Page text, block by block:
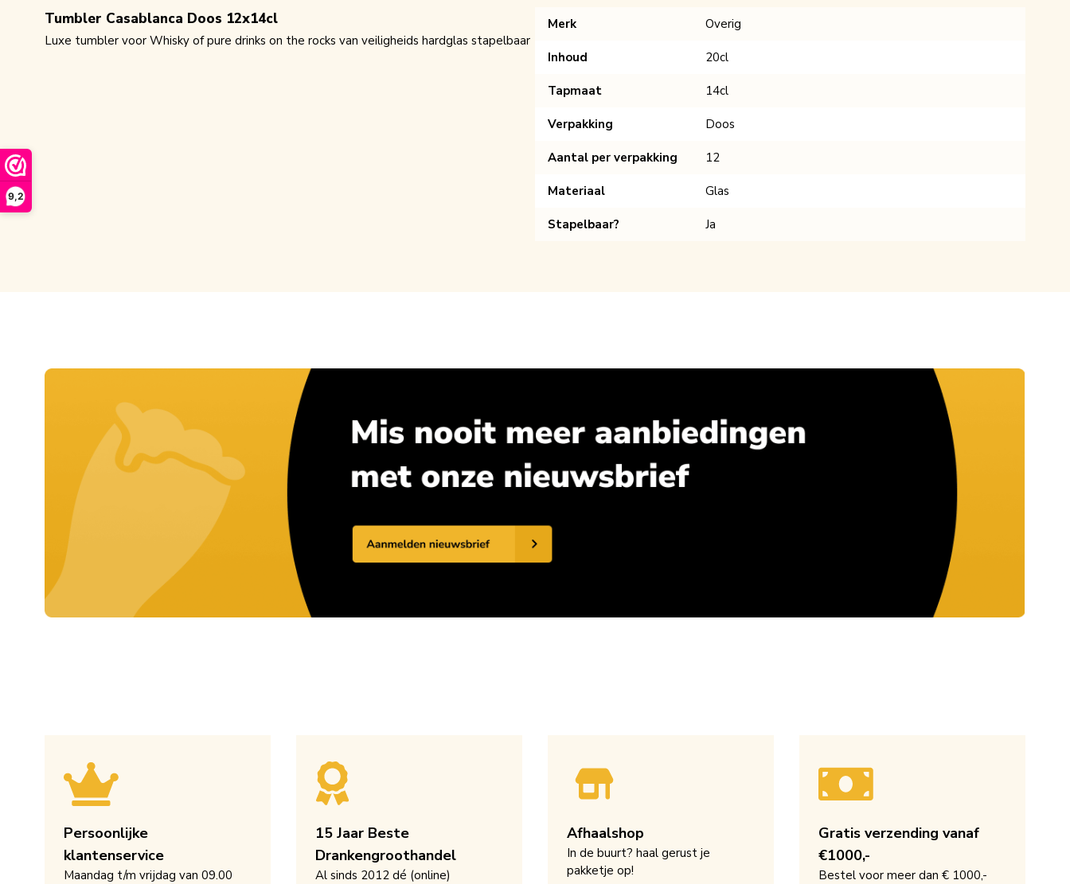
9,2
Tumbler Casablanca Doos 12x14cl
Luxe tumbler voor Whisky of pure drinks on the rocks van veiligheids hardglas stapelbaar
Merk Overig
Inhoud 20cl
Tapmaat 14cl
Verpakking Doos
Aantal per verpakking 12
Materiaal Glas
Stapelbaar? Ja
Persoonlijke
klantenservice
Maandag t/m vrijdag van 09.00
15 Jaar Beste
Drankengroothandel
Al sinds 2012 dé (online)
Afhaalshop
In de buurt? haal gerust je
pakketje op!
Gratis verzending vanaf
€1000,-
Bestel voor meer dan € 1000,-